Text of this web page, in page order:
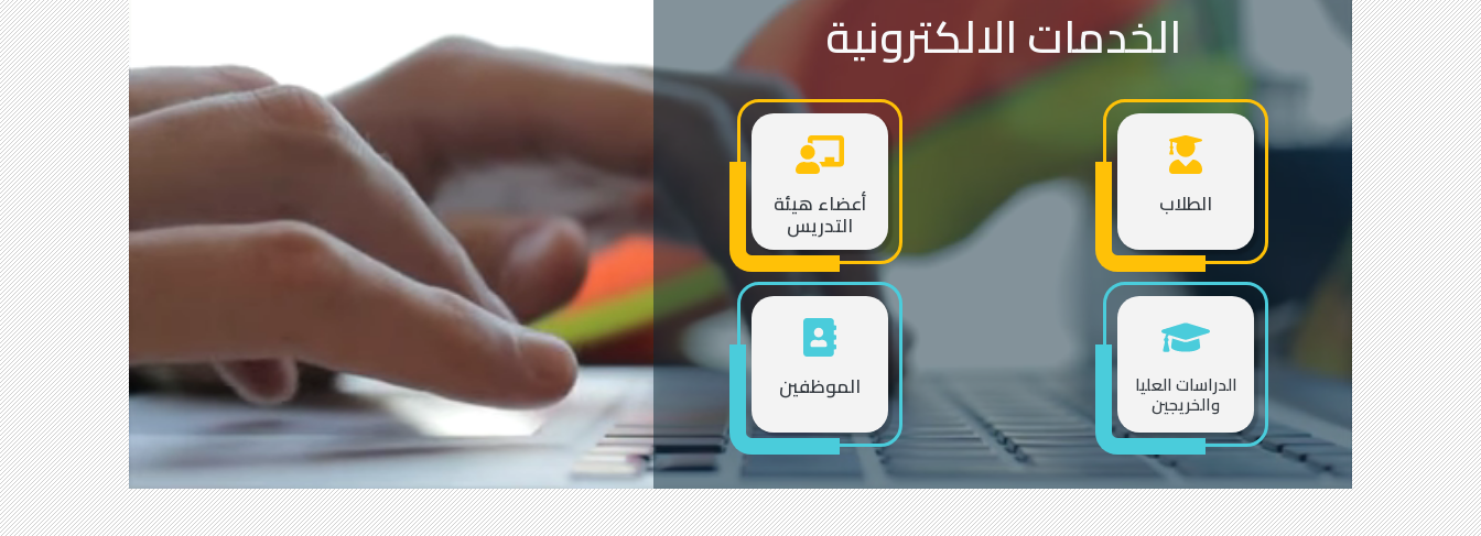
الخدمات الالكترونية
الطلاب أعضاء هيئة
التدريس
الدراسات العليا
والخريجين
الموظفين